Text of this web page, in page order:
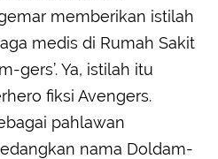
memberikan istilah
medis di Rumah Sakit
gers’. Ya, istilah itu
fiksi Avengers.
pahlawan
nama Doldam-